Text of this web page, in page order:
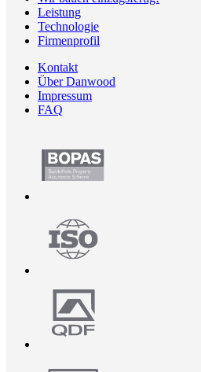
Leistung
Technologie
Firmenprofil
Kontakt
Über Danwood
Impressum
FAQ